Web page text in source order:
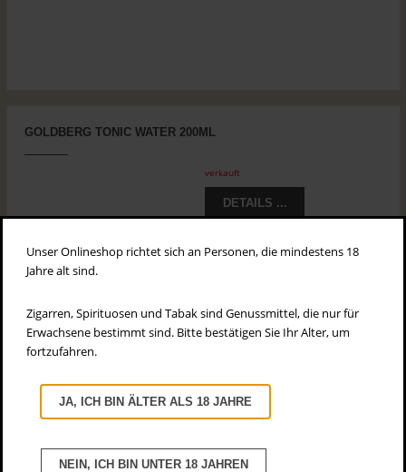
GOLDBERG TONIC WATER 200ML
verkauft
DETAILS ...
THOMAS HENRY TONIC WATER 200ML
verkauft
Unser Onlineshop richtet sich an Personen, die mindestens 18
Jahre alt sind.
Zigarren, Spirituosen und Tabak sind Genussmittel, die nur für
Erwachsene bestimmt sind. Bitte bestätigen Sie Ihr Alter, um
fortzufahren.
JA, ICH BIN ÄLTER ALS 18 JAHRE
NEIN, ICH BIN UNTER 18 JAHREN